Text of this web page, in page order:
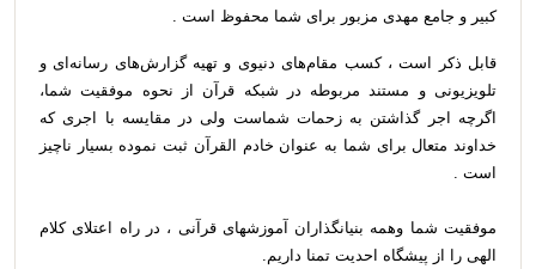
کبیر و جامع مهدی مزبور برای شما محفوظ است .
قابل ذکر است ، کسب مقام‌های دنیوی و تهیه گزارش‌های رسانه‌ای و
تلویزیونی و مستند مربوطه در شبکه قرآن از نحوه موفقیت شما،
اگرچه اجر گذاشتن به زحمات شماست ولی در مقایسه با اجری که
خداوند متعال برای شما به عنوان خادم القرآن ثبت نموده بسیار ناچیز
است .
موفقیت شما وهمه بنیانگذاران آموزشهای قرآنی ، در راه اعتلای کلام
الهی را از پیشگاه احدیت تمنا داریم.